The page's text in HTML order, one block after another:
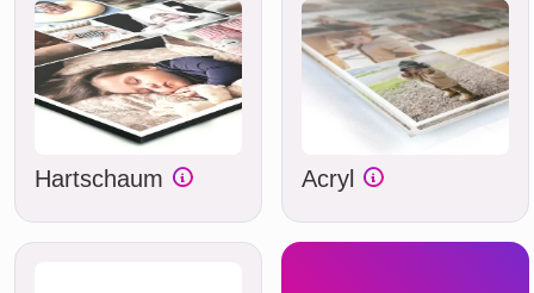
Hartschaum Acryl